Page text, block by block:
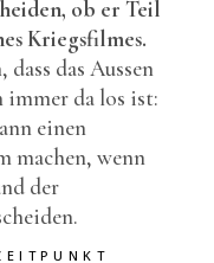
ob er Teil
Kriegsfilmes.
das Aussen
immer da los ist:
einen
machen, wenn
der